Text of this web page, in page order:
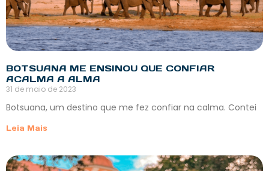
BOTSUANA ME ENSINOU QUE CONFIAR
ACALMA A ALMA
31 de maio de 2023
Botsuana, um destino que me fez confiar na calma. Contei
Leia Mais